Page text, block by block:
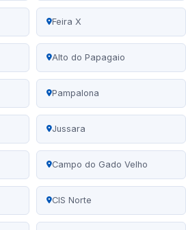
Feira X
Alto do Papagaio
Pampalona
Jussara
Campo do Gado Velho
CIS Norte